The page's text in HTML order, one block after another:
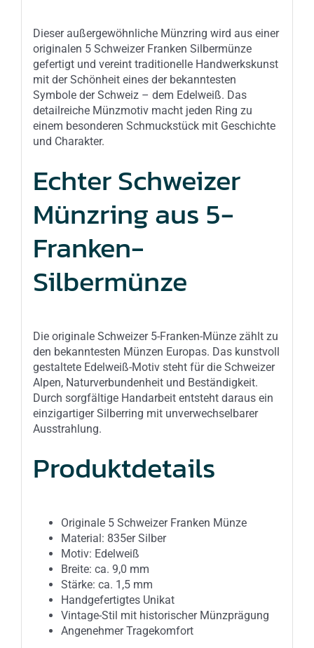
Dieser außergewöhnliche Münzring wird aus einer
originalen 5 Schweizer Franken Silbermünze
gefertigt und vereint traditionelle Handwerkskunst
mit der Schönheit eines der bekanntesten
Symbole der Schweiz – dem Edelweiß. Das
detailreiche Münzmotiv macht jeden Ring zu
einem besonderen Schmuckstück mit Geschichte
und Charakter.
Echter Schweizer
Münzring aus 5-
Franken-
Silbermünze
Die originale Schweizer 5-Franken-Münze zählt zu
den bekanntesten Münzen Europas. Das kunstvoll
gestaltete Edelweiß-Motiv steht für die Schweizer
Alpen, Naturverbundenheit und Beständigkeit.
Durch sorgfältige Handarbeit entsteht daraus ein
einzigartiger Silberring mit unverwechselbarer
Ausstrahlung.
Produktdetails
Originale 5 Schweizer Franken Münze
Material: 835er Silber
Motiv: Edelweiß
Breite: ca. 9,0 mm
Stärke: ca. 1,5 mm
Handgefertigtes Unikat
Vintage-Stil mit historischer Münzprägung
Angenehmer Tragekomfort